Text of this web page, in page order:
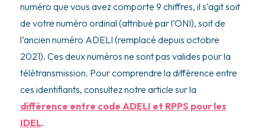
numéro que vous avez comporte 9 chiffres, il s’agit soit
de votre numéro ordinal (attribué par l’ONI), soit de
l’ancien numéro ADELI (remplacé depuis octobre
2021). Ces deux numéros ne sont pas valides pour la
télétransmission. Pour comprendre la différence entre
ces identifiants, consultez notre article sur la
différence entre code ADELI et RPPS pour les
IDEL.